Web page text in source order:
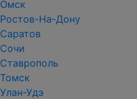
Омск
Ростов-На-Дону
Саратов
Сочи
Ставрополь
Томск
Улан-Удэ